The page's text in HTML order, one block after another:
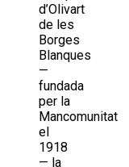
d’Olivart
de les
Borges
Blanques
—
fundada
per la
Mancomunitat
el
1918
— la